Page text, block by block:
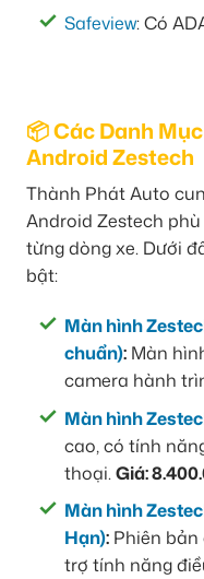
Safeview: Có
📦 Các Danh
Android Zestech
Thành Phát Auto
Android Zestech
từng dòng xe. Dưới
bật:
Màn hình
chuẩn): Màn
camera hành
Màn hình
cao, có tính
thoại.Giá:
Màn hình
Hạn): Phiên bản
trợ tính năng